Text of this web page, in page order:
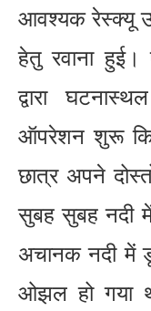
आवश्यक रेस्क्यू
हेतु रवाना हुई।
द्वारा
ऑपरेशन शुरू
छात्र अपने
सुबह सुबह नदी
अचानक नदी में
ओझल हो गया